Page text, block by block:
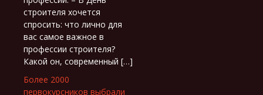
строителя хочется
спросить: что лично для
вас самое важное в
профессии строителя?
Какой он, современный […]
Более 2000
первокурсников выбрали